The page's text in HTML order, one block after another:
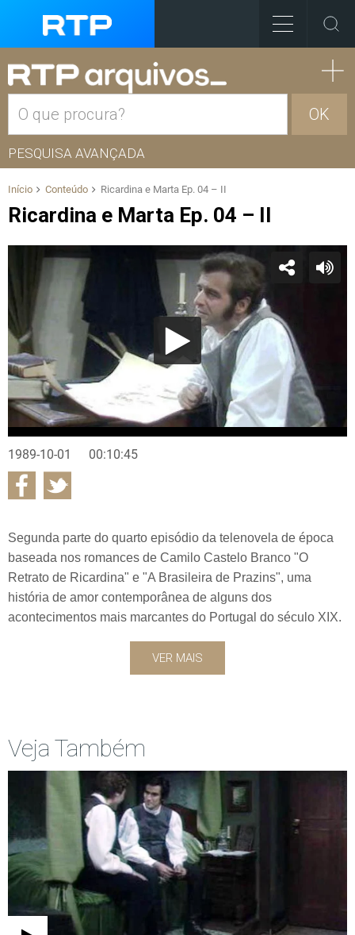
OK
PESQUISA AVANÇADA
Início Conteúdo Ricardina e Marta Ep. 04 – II
Ricardina e Marta Ep. 04 – II
1989-10-01 00:10:45
Segunda parte do quarto episódio da telenovela de época
baseada nos romances de Camilo Castelo Branco "O
Retrato de Ricardina" e "A Brasileira de Prazins", uma
história de amor contemporânea de alguns dos
acontecimentos mais marcantes do Portugal do século XIX.
VER MAIS
Veja Também